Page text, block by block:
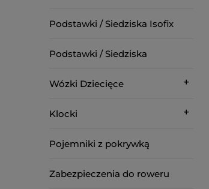
Podstawki / Siedziska Isofix
Podstawki / Siedziska
Wózki Dziecięce
Klocki
Pojemniki z pokrywką
Zabezpieczenia do roweru